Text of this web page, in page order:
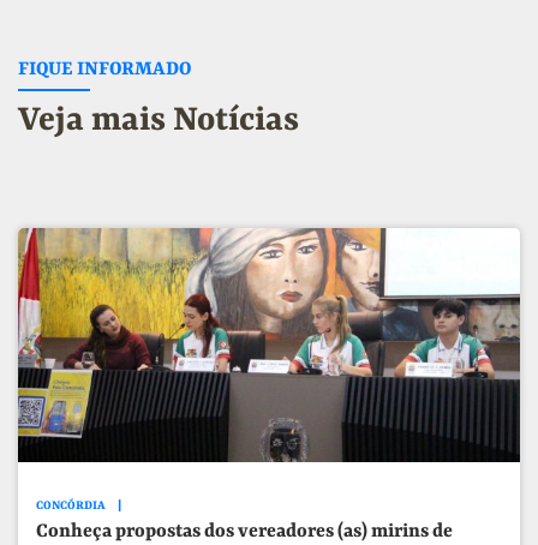
FIQUE INFORMADO
Veja mais Notícias
CONCÓRDIA
Conheça propostas dos vereadores (as) mirins de